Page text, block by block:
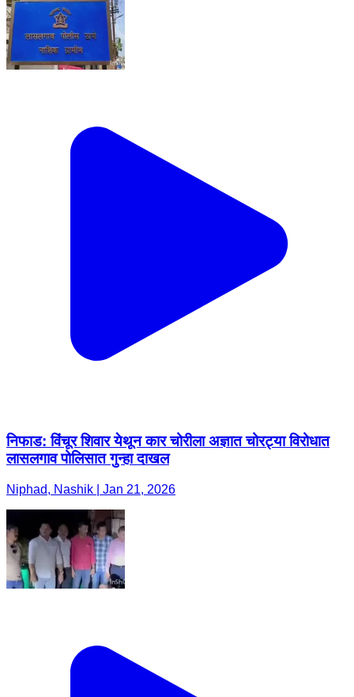
निफाड: विंचूर शिवार येथून कार चोरीला अज्ञात चोरट्या विरोधात
लासलगाव पोलिसात गुन्हा दाखल
Niphad, Nashik | Jan 21, 2026